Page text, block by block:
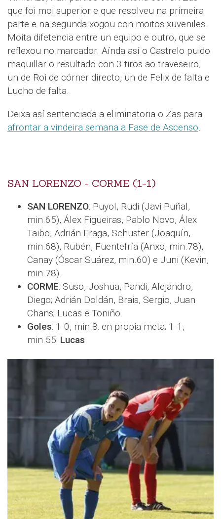
que foi moi superior e que resolveu na primeira
parte e na segunda xogou con moitos xuveniles.
Moita difetencia entre un equipo e outro, que se
reflexou no marcador. Aínda así o Castrelo puido
maquillar o resultado con 3 tiros ao traveseiro,
un de Roi de córner directo, un de Felix de falta e
Lucho de falta.
Deixa así sentenciada a eliminatoria o Zas para
afrontar a vindeira semana a Fase de Ascenso
SAN LORENZO - CORME (1-1)
SAN LORENZO: Puyol, Rudi (Javi Puñal,
min.65), Álex Figueiras, Pablo Novo, Álex
Taibo, Adrián Fraga, Schuster (Joaquín,
min.68), Rubén, Fuentefría (Anxo, min.78),
Canay (Óscar Suárez, min.60) e Juni (Kevin,
min.78).
CORME: Suso, Joshua, Pandi, Alejandro,
Diego; Adrián Doldán, Brais, Sergio, Juan
Chans; Lucas e Toniño.
Goles: 1-0, min.8: en propia meta; 1-1,
min.55: Lucas